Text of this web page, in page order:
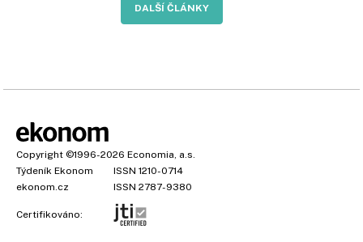
DALŠÍ ČLÁNKY
Copyright ©1996-2026 Economia, a.s.
Týdeník Ekonom
ISSN 1210-0714
ekonom.cz
ISSN 2787-9380
Certifikováno: